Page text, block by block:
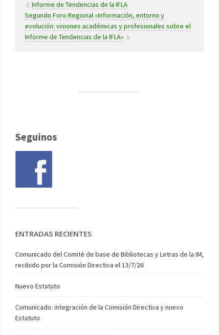
Informe de Tendencias de la IFLA
Segundo Foro Regional «Información, entorno y
evolución: visiones académicas y profesionales sobre el
Informe de Tendencias de la IFLA»
Seguinos
ENTRADAS RECIENTES
Comunicado del Comité de base de Bibliotecas y Letras de la IM,
recibido por la Comisión Directiva el 13/7/26
Nuevo Estatuto
Comunicado: integración de la Comisión Directiva y nuevo
Estatuto